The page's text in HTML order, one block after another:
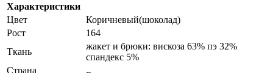
Характеристики
Цвет
Коричневый(шоколад)
Рост
164
Ткань
жакет и брюки: вискоза 63% пэ 32%
спандекс 5%
Страна